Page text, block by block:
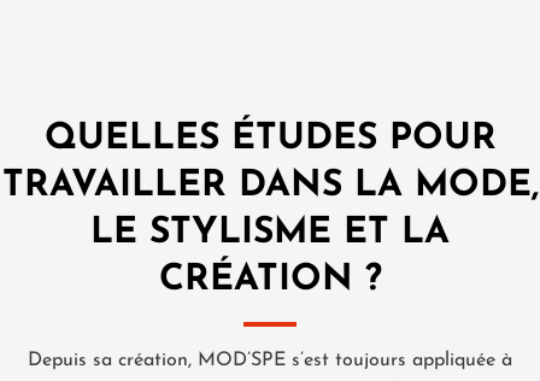
QUELLES ÉTUDES POUR
TRAVAILLER DANS LA MODE,
LE STYLISME ET LA
CRÉATION ?
Depuis sa création, MOD’SPE s’est toujours appliquée à